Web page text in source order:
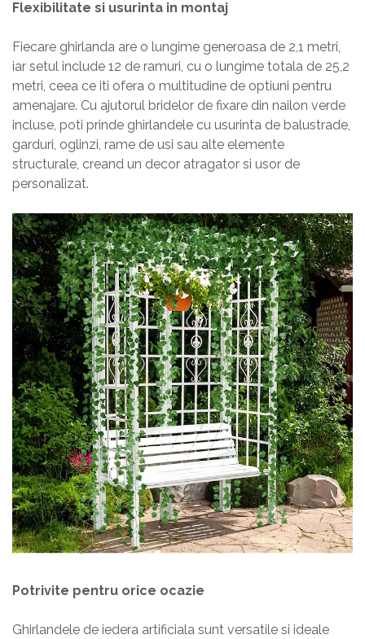
Flexibilitate si usurinta in montaj
Fiecare ghirlanda are o lungime generoasa de 2,1 metri,
iar setul include 12 de ramuri, cu o lungime totala de 25,2
metri, ceea ce iti ofera o multitudine de optiuni pentru
amenajare. Cu ajutorul bridelor de fixare din nailon verde
incluse, poti prinde ghirlandele cu usurinta de balustrade,
garduri, oglinzi, rame de usi sau alte elemente
structurale, creand un decor atragator si usor de
personalizat.
Potrivite pentru orice ocazie
Ghirlandele de iedera artificiala sunt versatile si ideale